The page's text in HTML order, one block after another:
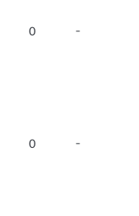
0 -
0 -